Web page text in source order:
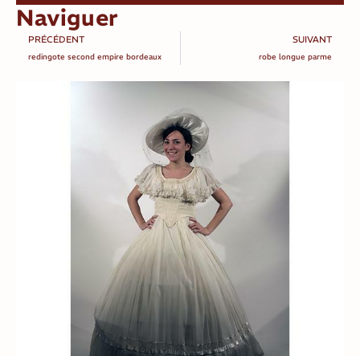
Naviguer
PRÉCÉDENT
redingote second empire bordeaux
SUIVANT
robe longue parme